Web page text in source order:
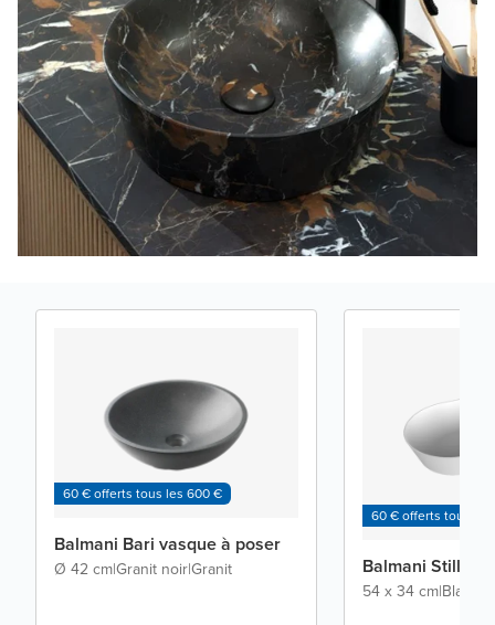
60 € offerts tous les 600 €
Balmani Bari vasque à poser
Ø 42 cm|Granit noir|Granit
60 € offerts tous
Balmani Still
54 x 34 cm|Blanc